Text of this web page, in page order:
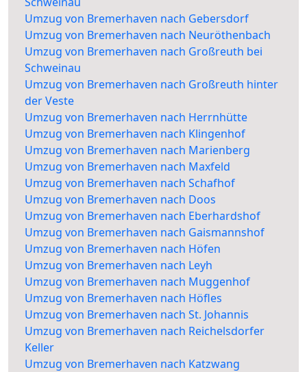
Umzug von Bremerhaven nach Gebersdorf
Umzug von Bremerhaven nach Neuröthenbach
Umzug von Bremerhaven nach Großreuth bei
Schweinau
Umzug von Bremerhaven nach Großreuth hinter
der Veste
Umzug von Bremerhaven nach Herrnhütte
Umzug von Bremerhaven nach Klingenhof
Umzug von Bremerhaven nach Marienberg
Umzug von Bremerhaven nach Maxfeld
Umzug von Bremerhaven nach Schafhof
Umzug von Bremerhaven nach Doos
Umzug von Bremerhaven nach Eberhardshof
Umzug von Bremerhaven nach Gaismannshof
Umzug von Bremerhaven nach Höfen
Umzug von Bremerhaven nach Leyh
Umzug von Bremerhaven nach Muggenhof
Umzug von Bremerhaven nach Höfles
Umzug von Bremerhaven nach St. Johannis
Umzug von Bremerhaven nach Reichelsdorfer
Keller
Umzug von Bremerhaven nach Katzwang